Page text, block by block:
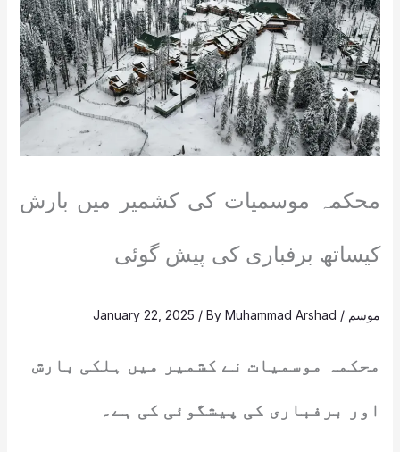
محکمہ موسمیات کی کشمیر میں بارش
کیساتھ برفباری کی پیش گوئی
موسم /
January 22, 2025 / ByMuhammad Arshad
محکمہ موسمیات نے کشمیر میں ہلکی بارش
اور برفباری کی پیشگوئی کی ہے۔